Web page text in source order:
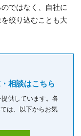
ではなく、自社に
絞り込むことも大
相談はこちら
供しています。各
は、以下からお気